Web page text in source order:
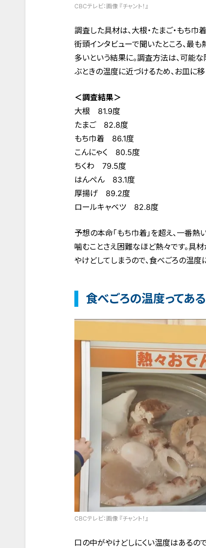
CBCテレビ：画像 『チャント！』
調査した具材は、大根・たまご・もち巾
街頭インタビューで聞いたところ、最
多いという結果に。調査方法は、可能
ぶときの温度に近づけるため、お皿に
＜調査結果＞
大根 81.9度
たまご 82.8度
もち巾着 86.1度
こんにゃく 80.5度
ちくわ 79.5度
はんぺん 83.1度
厚揚げ 89.2度
ロールキャベツ 82.8度
予想の本命「もち巾着」を超え、一番熱
噛むことさえ困難なほど熱々です。具
やけどしてしまうので、食べごろの温度
食べごろの温度ってあ
CBCテレビ：画像 『チャント！』
口の中がやけどしにくい温度はあるの